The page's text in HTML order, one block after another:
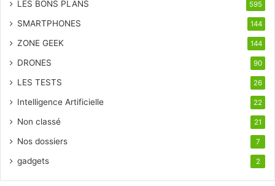
LES BONS PLANS 595
SMARTPHONES 144
ZONE GEEK 144
DRONES 90
LES TESTS 26
Intelligence Artificielle 22
Non classé 21
Nos dossiers 7
gadgets 2